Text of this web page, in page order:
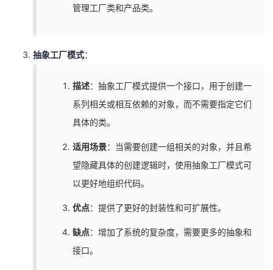
管理工厂类和产品类。
抽象工厂模式：
描述：抽象工厂模式提供一个接口，用于创建一
系列相关或相互依赖的对象，而不需要指定它们
具体的类。
适用场景：当需要创建一组相关的对象，并且希
望隐藏具体的创建逻辑时，使用抽象工厂模式可
以更好地组织代码。
优点：提供了更好的封装性和可扩展性。
缺点：增加了系统的复杂度，需要更多的抽象和
接口。